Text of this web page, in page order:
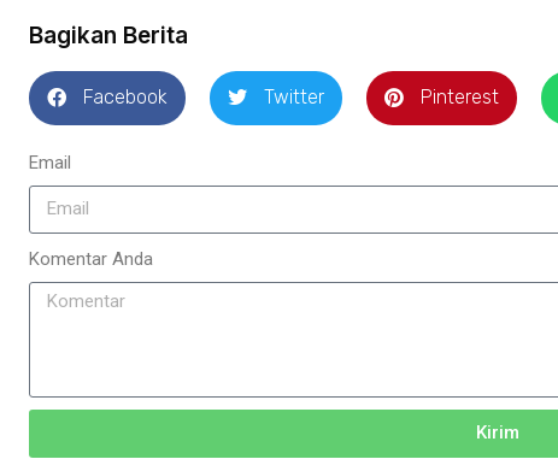
Bagikan Berita
Facebook Twitter Pinterest
Email
Komentar Anda
Kirim